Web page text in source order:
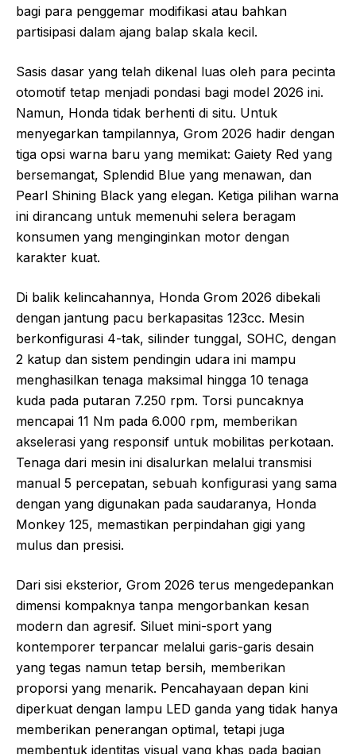
bagi para penggemar modifikasi atau bahkan
partisipasi dalam ajang balap skala kecil.
Sasis dasar yang telah dikenal luas oleh para pecinta
otomotif tetap menjadi pondasi bagi model 2026 ini.
Namun, Honda tidak berhenti di situ. Untuk
menyegarkan tampilannya, Grom 2026 hadir dengan
tiga opsi warna baru yang memikat: Gaiety Red yang
bersemangat, Splendid Blue yang menawan, dan
Pearl Shining Black yang elegan. Ketiga pilihan warna
ini dirancang untuk memenuhi selera beragam
konsumen yang menginginkan motor dengan
karakter kuat.
Di balik kelincahannya, Honda Grom 2026 dibekali
dengan jantung pacu berkapasitas 123cc. Mesin
berkonfigurasi 4-tak, silinder tunggal, SOHC, dengan
2 katup dan sistem pendingin udara ini mampu
menghasilkan tenaga maksimal hingga 10 tenaga
kuda pada putaran 7.250 rpm. Torsi puncaknya
mencapai 11 Nm pada 6.000 rpm, memberikan
akselerasi yang responsif untuk mobilitas perkotaan.
Tenaga dari mesin ini disalurkan melalui transmisi
manual 5 percepatan, sebuah konfigurasi yang sama
dengan yang digunakan pada saudaranya, Honda
Monkey 125, memastikan perpindahan gigi yang
mulus dan presisi.
Dari sisi eksterior, Grom 2026 terus mengedepankan
dimensi kompaknya tanpa mengorbankan kesan
modern dan agresif. Siluet mini-sport yang
kontemporer terpancar melalui garis-garis desain
yang tegas namun tetap bersih, memberikan
proporsi yang menarik. Pencahayaan depan kini
diperkuat dengan lampu LED ganda yang tidak hanya
memberikan penerangan optimal, tetapi juga
membentuk identitas visual yang khas pada bagian